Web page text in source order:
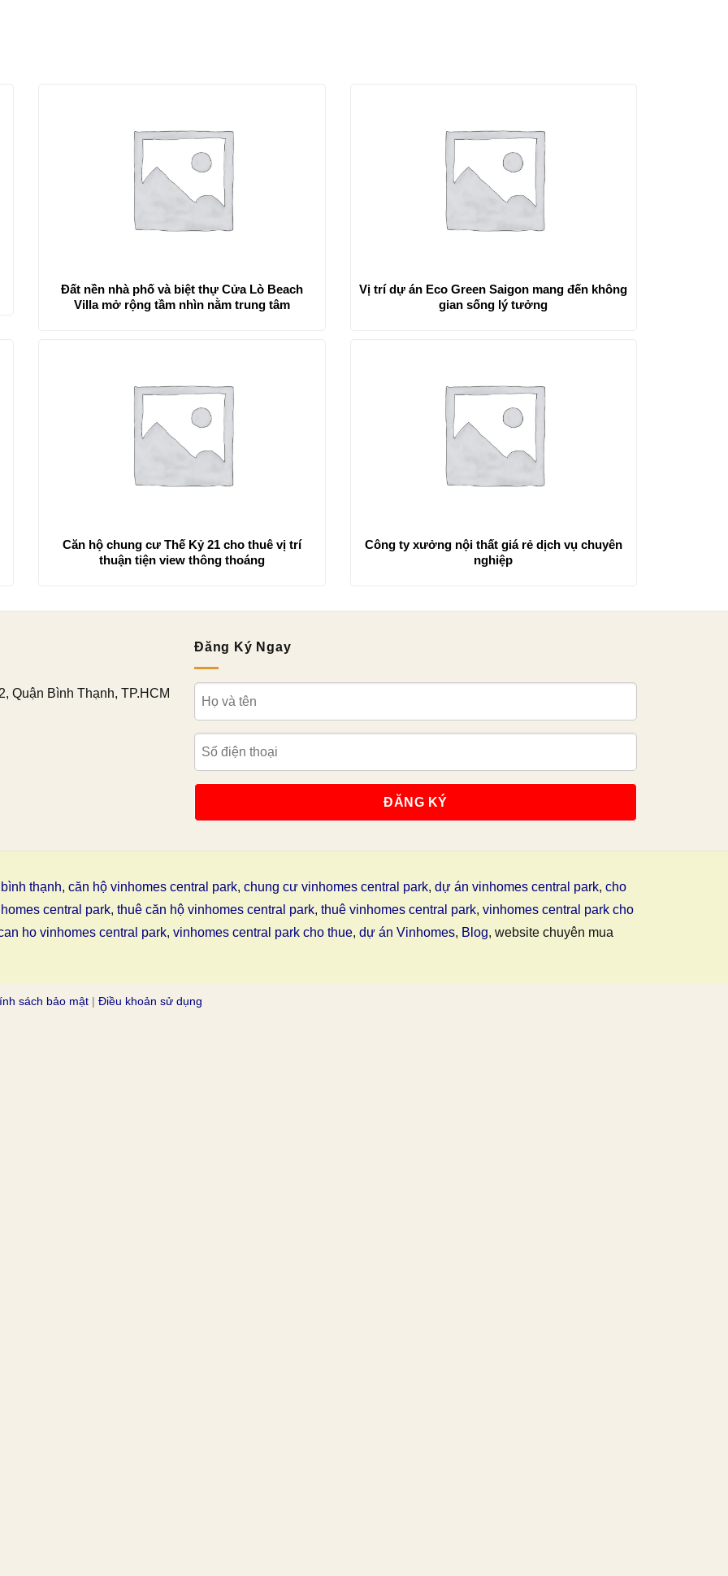
Đất nền nhà phố và biệt thự Cửa Lò Beach
Villa mở rộng tầm nhìn nằm trung tâm
Vị trí dự án Eco Green Saigon mang đến không
gian sống lý tưởng
Căn hộ chung cư Thế Kỷ 21 cho thuê vị trí
thuận tiện view thông thoáng
Công ty xưởng nội thất giá rẻ dịch vụ chuyên
nghiệp
Quận Bình Thạnh, TP.HCM
Đăng Ký Ngay
thạnh, căn hộ vinhomes central park, chung cư vinhomes central park, dự án vinhomes central park, cho
central park, thuê căn hộ vinhomes central park, thuê vinhomes central park, vinhomes central park cho
ho vinhomes central park, vinhomes central park cho thue, dự án Vinhomes, Blog, website chuyên mua
sách bảo mật | Điều khoản sử dụng